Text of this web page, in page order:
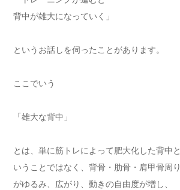
背中が雄大になっていく」
というお話しを伺ったことがあります。
ここでいう
「雄大な背中」
とは、単に筋トレによって肥大化した背中と
いうことではなく、背骨・肋骨・肩甲骨周り
がゆるみ、広がり、動きの自由度が増し、